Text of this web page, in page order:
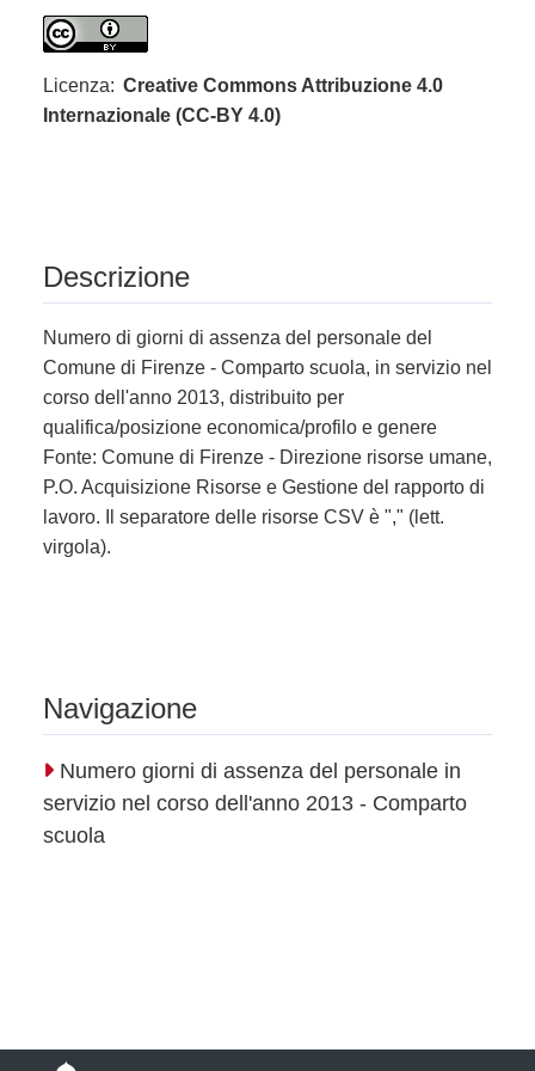
Licenza: Creative Commons Attribuzione 4.0
Internazionale (CC-BY 4.0)
Descrizione
Numero di giorni di assenza del personale del
Comune di Firenze - Comparto scuola, in servizio nel
corso dell'anno 2013, distribuito per
qualifica/posizione economica/profilo e genere
Fonte: Comune di Firenze - Direzione risorse umane,
P.O. Acquisizione Risorse e Gestione del rapporto di
lavoro. Il separatore delle risorse CSV è "," (lett.
virgola).
Navigazione
Numero giorni di assenza del personale in
servizio nel corso dell'anno 2013 - Comparto
scuola